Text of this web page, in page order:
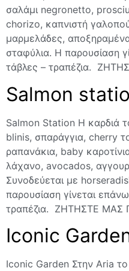
σαλάμι negronetto,
chorizo, καπνιστή
μαρμελάδες,
σταφύλια. Η παρουσίαση
τάβλες – τραπέζια.
Salmon
Salmon Station H καρδιά
blinis, σπαράγγια, cherry
ραπανάκια, baby
λάχανο, avocados,
Συνοδεύεται με
παρουσίαση γίνεται
τραπέζια. ΖΗΤΗΣΤΕ ΜΑΣ
Iconic
Iconic Garden Στην Aria